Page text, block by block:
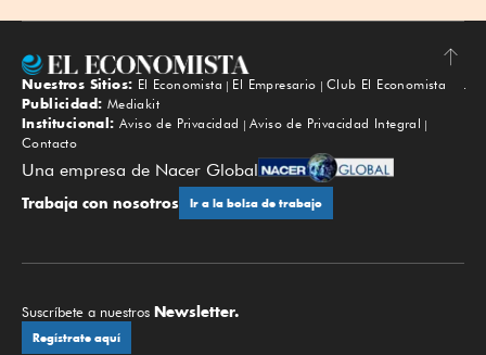
Subir
Nuestros Sitios: El Economista El Empresario
Club El Economista
Publicidad: Mediakit
Institucional: Aviso de Privacidad
Aviso de Privacidad Integral
Contacto
Una empresa de Nacer Global
Trabaja con nosotros Ir a la bolsa de trabajo
Suscríbete a nuestros Newsletter.
Regístrate aquí